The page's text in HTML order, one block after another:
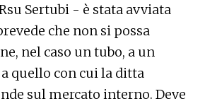
Sertubi - è stata avviata
che non si possa
nel caso un tubo, a un
quello con cui la ditta
sul mercato interno. Deve